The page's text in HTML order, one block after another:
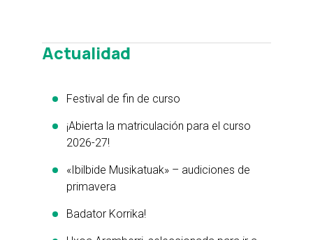
Actualidad
Festival de fin de curso
¡Abierta la matriculación para el curso
2026-27!
«Ibilbide Musikatuak» – audiciones de
primavera
Badator Korrika!